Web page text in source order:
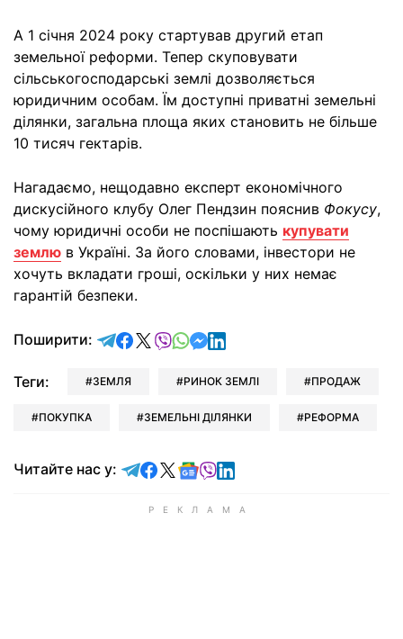
А 1 січня 2024 року стартував другий етап
земельної реформи. Тепер скуповувати
сільськогосподарські землі дозволяється
юридичним особам. Їм доступні приватні земельні
ділянки, загальна площа яких становить не більше
10 тисяч гектарів.
Нагадаємо, нещодавно експерт економічного
дискусійного клубу Олег Пендзин пояснив Фокусу,
чому юридичні особи не поспішають купувати
землю в Україні. За його словами, інвестори не
хочуть вкладати гроші, оскільки у них немає
гарантій безпеки.
Поширити: відправити у Telegram
поділитись у Facebook
поділитись у X
відправити у Viber
відправити у Whatsapp
відправити у Messenger
відправити у LinkedIn
Теги: ЗЕМЛЯ РИНОК ЗЕМЛІ ПРОДАЖ
ПОКУПКА ЗЕМЕЛЬНІ ДІЛЯНКИ РЕФОРМА
Читайте нас у: Читайте у Telegram
Читайте у Facebook
Читайте у X
Читайте у Google news
Читайте у Viber
Читайте у LinkedIn